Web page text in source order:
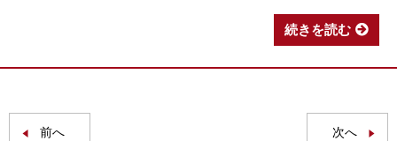
続きを読む
前へ 次へ